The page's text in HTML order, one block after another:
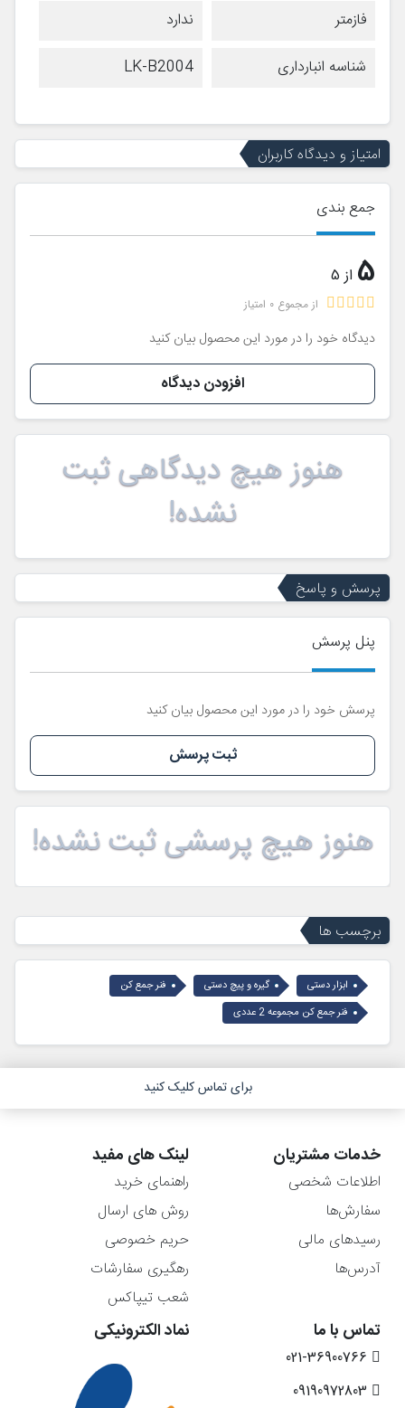
فازمتر
ندارد
شناسه انبارداری
LK-B2004
امتیاز و دیدگاه کاربران
جمع بندی
5 از 5
از مجموع 0 امتیاز
دیدگاه خود را در مورد این محصول بیان کنید
افزودن دیدگاه
هنوز هیچ دیدگاهی ثبت
نشده!
پرسش و پاسخ
پنل پرسش
پرسش خود را در مورد این محصول بیان کنید
ثبت پرسش
هنوز هیچ پرسشی ثبت نشده!
برچسب ها
ابزار دستی گیره و پیچ دستی
فنر جمع کن
فنر جمع کن مجموعه 2 عددی
برای تماس کلیک کنید
خدمات مشتریان
اطلاعات شخصی
سفارش‌ها
رسیدهای مالی
آدرس‌ها
لینک های مفید
راهنمای خرید
روش های ارسال
حریم خصوصی
رهگیری سفارشات
شعب تیپاکس
تماس با ما نماد الکترونیکی